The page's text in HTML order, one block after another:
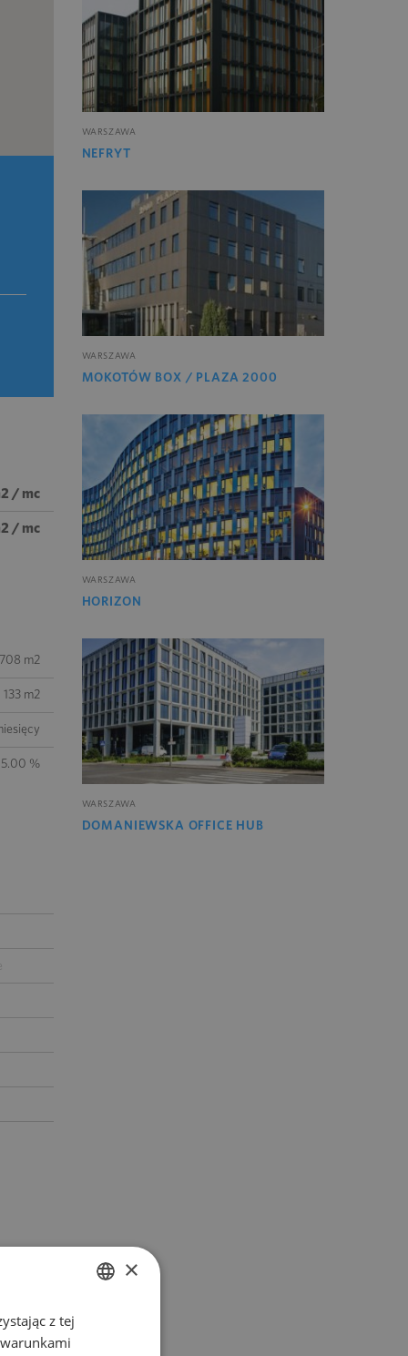
/ mc
/ mc
m2
133 m2
5.00 %
WARSZAWA
NEFRYT
WARSZAWA
MOKOTÓW BOX / PLAZA 2000
WARSZAWA
HORIZON
WARSZAWA
DOMANIEWSKA OFFICE HUB
×
z tej